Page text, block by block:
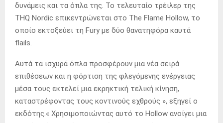
δυνάμεις και τα όπλα της. Το τελευταίο τρέιλερ της
THQ Nordic επικεντρώνεται στο The Flame Hollow, το
οποίο εκτοξεύει τη Fury με δύο θανατηφόρα καυτά
flails.
Αυτά τα ισχυρά όπλα προσφέρουν μια νέα σειρά
επιθέσεων και η φόρτιση της φλεγόμενης ενέργειας
μέσα τους εκτελεί μια εκρηκτική τελική κίνηση,
καταστρέφοντας τους κοντινούς εχθρούς », εξηγεί ο
εκδότης.« Χρησιμοποιώντας αυτό το Hollow ανοίγει μια